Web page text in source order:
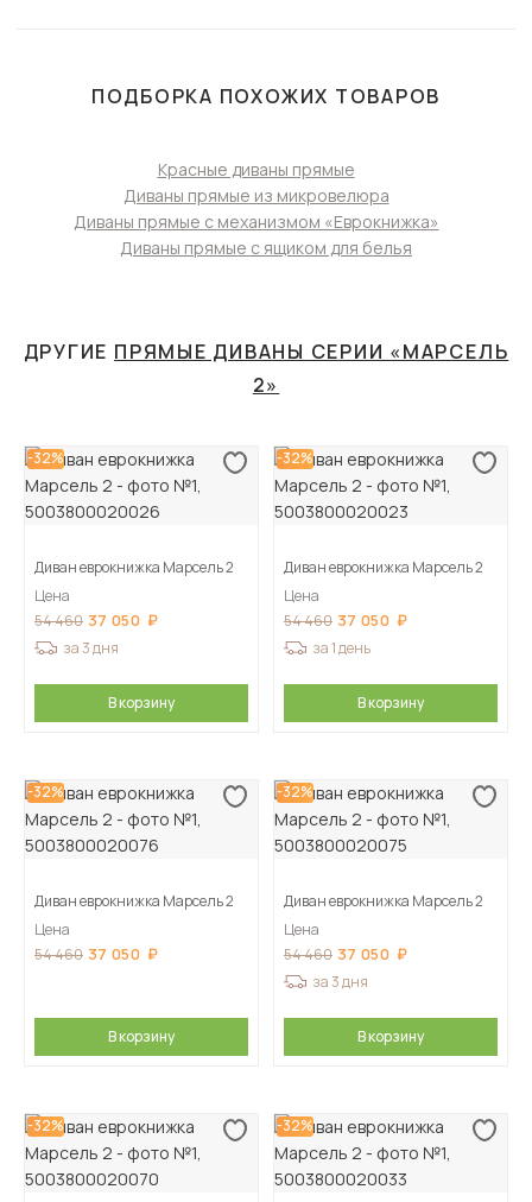
ПОДБОРКА ПОХОЖИХ ТОВАРОВ
Красные диваны прямые
Диваны прямые из микровелюра
Диваны прямые с механизмом «Еврокнижка»
Диваны прямые с ящиком для белья
ДРУГИЕ ПРЯМЫЕ ДИВАНЫ СЕРИИ «МАРСЕЛЬ
2»
-32%
Диван еврокнижка Марсель 2
Цена
54 460 37 050
за 3 дня
В корзину
-32%
Диван еврокнижка Марсель 2
Цена
54 460 37 050
за 1 день
В корзину
-32%
Диван еврокнижка Марсель 2
Цена
54 460 37 050
В корзину
-32%
Диван еврокнижка Марсель 2
Цена
54 460 37 050
за 3 дня
В корзину
-32% -32%